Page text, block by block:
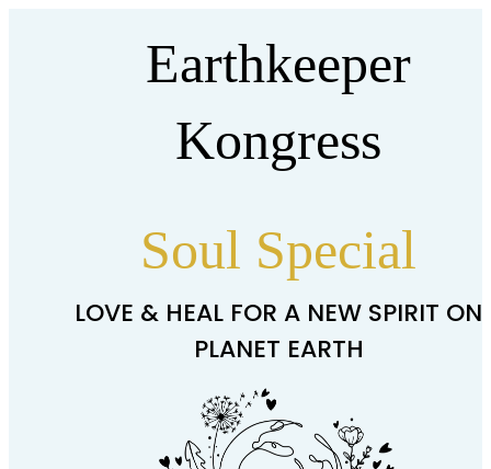
Earthkeeper
Kongress
Soul Special
LOVE & HEAL FOR A NEW SPIRIT ON
PLANET EARTH